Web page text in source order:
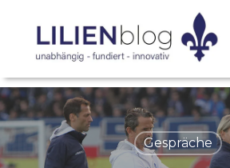
content
Gespräche